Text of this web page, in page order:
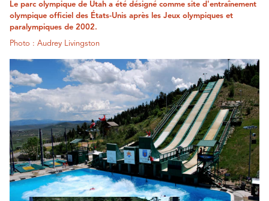
Le parc olympique de Utah a été désigné comme site d'entraînement
olympique officiel des États-Unis après les Jeux olympiques et
paralympiques de 2002.
Photo : Audrey Livingston